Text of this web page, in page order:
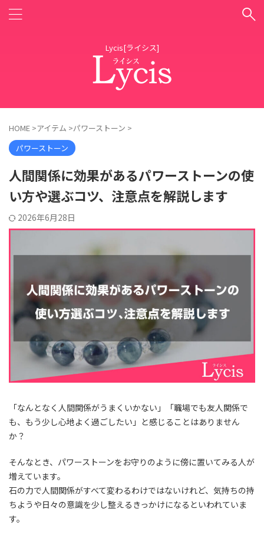
Lycis[ライシス]
HOME >アイテム >パワーストーン >
パワーストーン
人間関係に効果があるパワーストーンの使
い方や選ぶコツ、注意点を解説します
2026年6月28日
「なんとなく人間関係がうまくいかない」「職場でも友人関係で
も、もう少し心地よく過ごしたい」と感じることはありません
か？
そんなとき、パワーストーンをお守りのように傍に置いてみる人が
増えています。
石の力で人間関係がすべて変わるわけではないけれど、気持ちの持
ちようや日々の意識を少し整えるきっかけになるといわれていま
す。